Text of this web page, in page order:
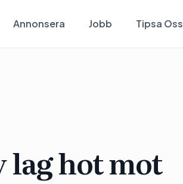
Annonsera Jobb Tipsa Oss
hot mot